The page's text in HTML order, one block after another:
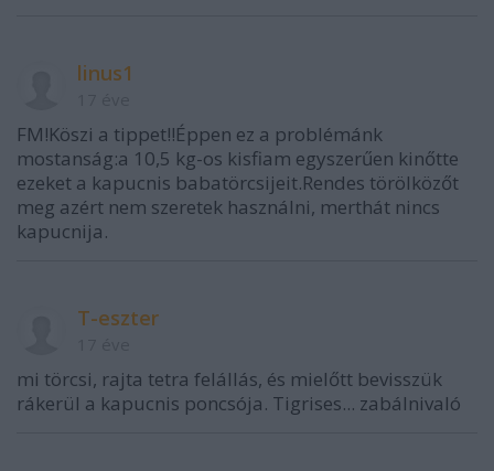
linus1
FM!Köszi a tippet!!Éppen ez a problémánk
mostanság:a 10,5 kg-os kisfiam egyszerűen kinőtte
ezeket a kapucnis babatörcsijeit.Rendes törölközőt
meg azért nem szeretek használni, merthát nincs
kapucnija.
T-eszter
mi törcsi, rajta tetra felállás, és mielőtt bevisszük
rákerül a kapucnis poncsója. Tigrises... zabálnivaló